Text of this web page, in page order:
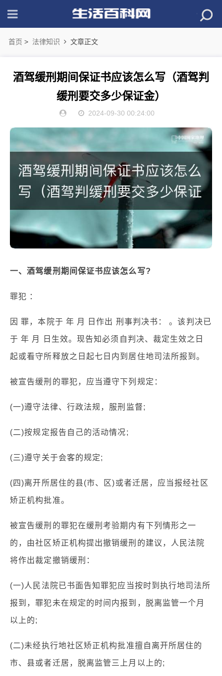
首页 > 法律知识 文章正文
酒驾缓刑期间保证书应该怎么写（酒驾判
缓刑要交多少保证金）
2024-09-30 00:24:00
一、酒驾缓刑期间保证书应该怎么写?
罪犯 ：
因 罪，本院于 年 月 日作出 刑事判决书： 。该判决已
于 年 月 日生效。现告知必须自判决、裁定生效之日
起或看守所释放之日起七日内到居住地司法所报到。
被宣告缓刑的罪犯，应当遵守下列规定：
(一)遵守法律、行政法规，服刑监督;
(二)按规定报告自己的活动情况;
(三)遵守关于会客的规定;
(四)离开所居住的县(市、区)或者迁居，应当报经社区
矫正机构批准。
被宣告缓刑的罪犯在缓刑考验期内有下列情形之一
的，由社区矫正机构提出撤销缓刑的建议，人民法院
将作出裁定撤销缓刑：
(一)人民法院已书面告知罪犯应当按时到执行地司法所
报到，罪犯未在规定的时间内报到，脱离监管一个月
以上的;
(二)未经执行地社区矫正机构批准擅自离开所居住的
市、县或者迁居，脱离监管三上月以上的;